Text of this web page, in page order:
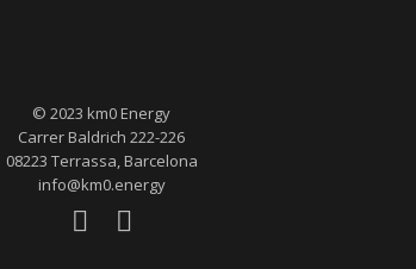
© 2023 km0 Energy
Carrer Baldrich 222-226
08223 Terrassa, Barcelona
info@km0.energy